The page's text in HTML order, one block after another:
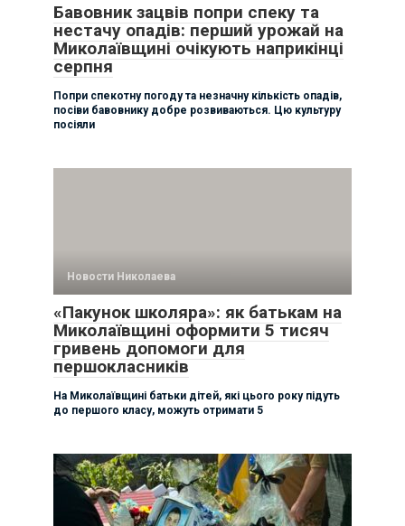
Бавовник зацвів попри спеку та
нестачу опадів: перший урожай на
Миколаївщині очікують наприкінці
серпня
Попри спекотну погоду та незначну кількість опадів,
посіви бавовнику добре розвиваються. Цю культуру
посіяли
Новости Николаева
«Пакунок школяра»: як батькам на
Миколаївщині оформити 5 тисяч
гривень допомоги для
першокласників
На Миколаївщині батьки дітей, які цього року підуть
до першого класу, можуть отримати 5